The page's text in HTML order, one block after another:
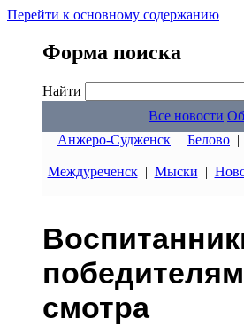
Перейти к основному содержанию
Форма поиска
Найти
Все новости
Анжеро-Судженск | Белово |
Междуреченск| Мыски |
смотра